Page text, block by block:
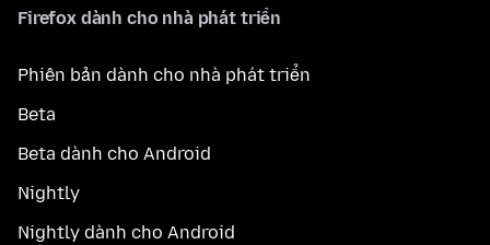
Firefox dành cho nhà phát triển
Phiên bản dành cho nhà phát triển
Beta
Beta dành cho Android
Nightly
Nightly dành cho Android